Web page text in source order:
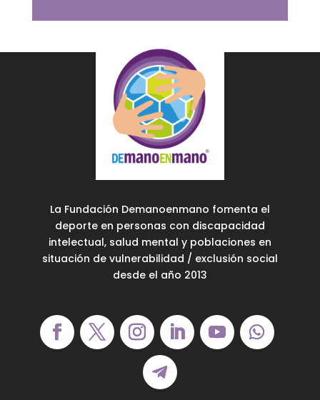
La Fundación Demanoenmano fomenta el
deporte en personas con discapacidad
intelectual, salud mental y poblaciones en
situación de vulnerabilidad / exclusión social
desde el año 2013